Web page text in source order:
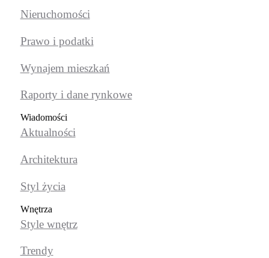
Nieruchomości
Prawo i podatki
Wynajem mieszkań
Raporty i dane rynkowe
Wiadomości
Aktualności
Architektura
Styl życia
Wnętrza
Style wnętrz
Trendy